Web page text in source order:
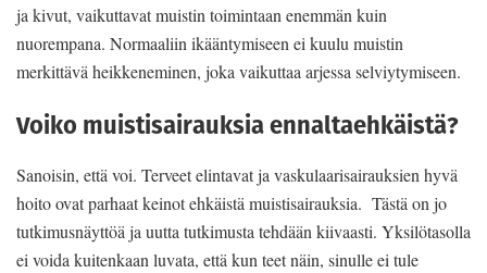
ja kivut, vaikuttavat muistin toimintaan enemmän kuin
nuorempana. Normaaliin ikääntymiseen ei kuulu muistin
merkittävä heikkeneminen, joka vaikuttaa arjessa selviytymiseen.
Voiko muistisairauksia ennaltaehkäistä?
Sanoisin, että voi. Terveet elintavat ja vaskulaarisairauksien hyvä
hoito ovat parhaat keinot ehkäistä muistisairauksia. Tästä on jo
tutkimusnäyttöä ja uutta tutkimusta tehdään kiivaasti. Yksilötasolla
ei voida kuitenkaan luvata, että kun teet näin, sinulle ei tule